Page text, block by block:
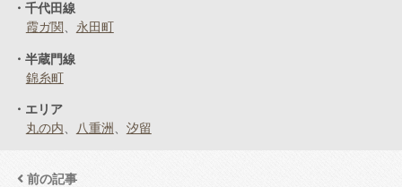
千代田線
霞ガ関
永田町
半蔵門線
錦糸町
エリア
丸の内
八重洲 汐留
前の記事